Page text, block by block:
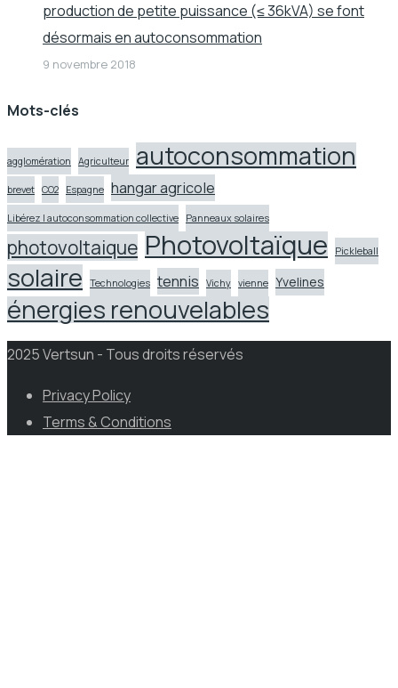
production de petite puissance (≤ 36kVA) se font
désormais en autoconsommation
9 novembre 2018
Mots-clés
agglomération Agriculteur autoconsommation
brevet CO2 Espagne hangar agricole
Libérez l autoconsommation collective Panneaux solaires
photovoltaique Photovoltaïque Pickleball
solaire Technologies tennis Vichy vienne Yvelines
énergies renouvelables
2025 Vertsun - Tous droits réservés
Privacy Policy
Terms & Conditions